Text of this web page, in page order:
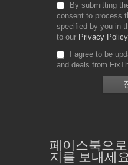
By submitting
consent to process
specified by you in
to our Privacy Policy
I agree to be
and deals from
페이스북으로
지를 보내세